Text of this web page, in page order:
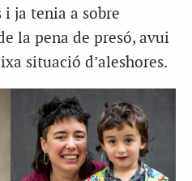
ja tenia a sobre
la pena de presó, avui
situació d’aleshores.